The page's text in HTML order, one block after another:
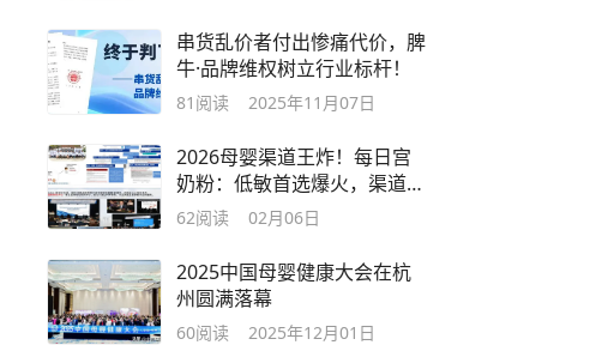
串货乱价者付出惨痛代价，脾
牛·品牌维权树立行业标杆！
81 阅读 2025年11月07日
2026母婴渠道王炸！每日宫
奶粉：低敏首选爆火，渠道实
力派黑马
62阅读 02月06日
2025中国母婴健康大会在杭
州圆满落幕
60阅读 2025年12月01日